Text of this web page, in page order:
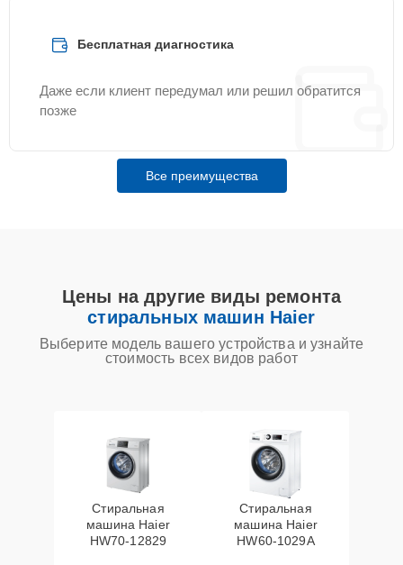
Бесплатная диагностика
Даже если клиент передумал или решил обратится
позже
Все преимущества
Цены на другие виды ремонта
стиральных машин Haier
Выберите модель вашего устройства и узнайте
стоимость всех видов работ
Стиральная
машина Haier
HW70-12829
Стиральная
машина Haier
HW60-1029A